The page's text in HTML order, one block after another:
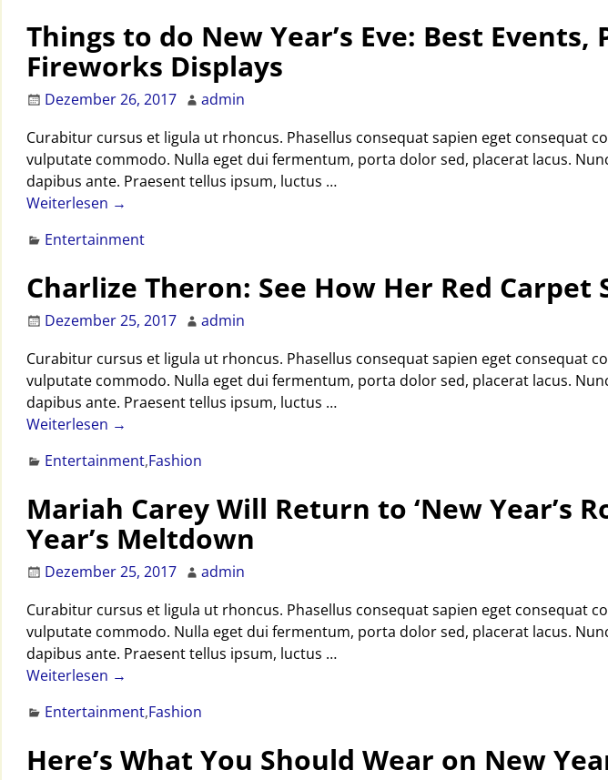
Things to do New Year’s Eve: Best Events,
Fireworks Displays
Dezember 26, 2017
admin
Curabitur cursus et ligula ut rhoncus. Phasellus consequat sapien eget consequat
vulputate commodo. Nulla eget dui fermentum, porta dolor sed, placerat lacus.
dapibus ante. Praesent tellus ipsum, luctus …
Weiterlesen →
Entertainment
Charlize Theron: See How Her Red Carpet
Dezember 25, 2017
admin
Curabitur cursus et ligula ut rhoncus. Phasellus consequat sapien eget consequat
vulputate commodo. Nulla eget dui fermentum, porta dolor sed, placerat lacus.
dapibus ante. Praesent tellus ipsum, luctus …
Weiterlesen →
Entertainment,Fashion
Mariah Carey Will Return to ‘New Year’s
Year’s Meltdown
Dezember 25, 2017
admin
Curabitur cursus et ligula ut rhoncus. Phasellus consequat sapien eget consequat
vulputate commodo. Nulla eget dui fermentum, porta dolor sed, placerat lacus.
dapibus ante. Praesent tellus ipsum, luctus …
Weiterlesen →
Entertainment,Fashion
Here’s What You Should Wear on New